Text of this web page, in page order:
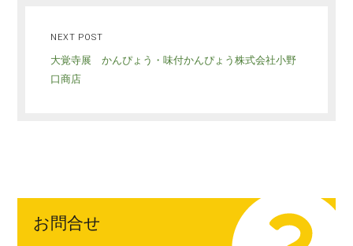
NEXT POST
大覚寺展 かんぴょう・味付かんぴょう株式会社小野
口商店
お問合せ